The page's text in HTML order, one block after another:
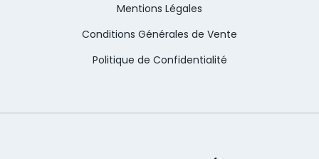
Mentions Légales
Conditions Générales de Vente
Politique de Confidentialité